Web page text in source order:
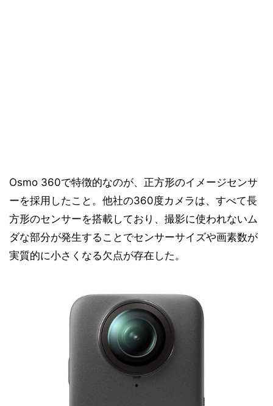
Osmo 360で特徴的なのが、正方形のイメージセンサ
ーを採用したこと。他社の360度カメラは、すべて長
方形のセンサーを搭載しており、撮影に使われないム
ダな部分が発生することでセンサーサイズや画素数が
実質的に小さくなる欠点が存在した。